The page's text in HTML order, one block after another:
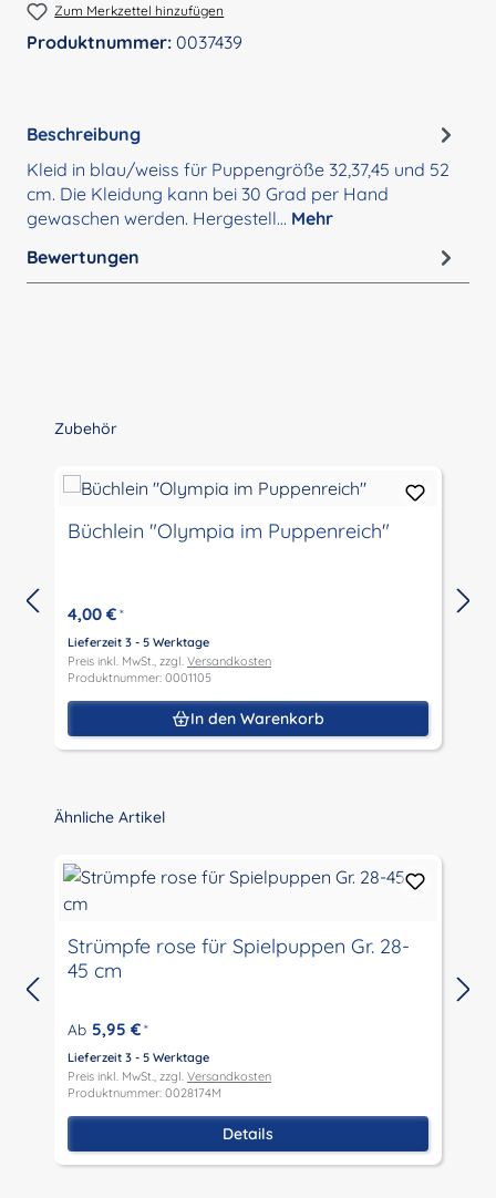
Zum Merkzettel hinzufügen
Produktnummer: 0037439
Beschreibung
Kleid in blau/weiss für Puppengröße 32,37,45 und 52
cm. Die Kleidung kann bei 30 Grad per Hand
gewaschen werden. Hergestell… Mehr
Bewertungen
Produktgalerie überspringen
Zubehör
Büchlein "Olympia im Puppenreich"
4,00 € *
Lieferzeit 3 - 5 Werktage
Preis inkl. MwSt., zzgl. Versandkosten
Produktnummer: 0001105
In den Warenkorb
Produktgalerie überspringen
Ähnliche Artikel
Strümpfe rose für Spielpuppen Gr. 28-
45 cm
Ab 5,95 € *
Lieferzeit 3 - 5 Werktage
Preis inkl. MwSt., zzgl. Versandkosten
Produktnummer: 0028174M
Details